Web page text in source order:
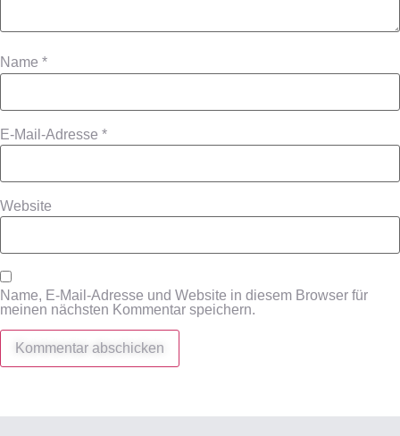
Name *
E-Mail-Adresse *
Website
Name, E-Mail-Adresse und Website in diesem Browser für
meinen nächsten Kommentar speichern.